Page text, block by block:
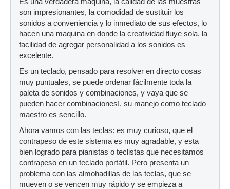
son impresionantes, la comodidad de sustituir los
sonidos a conveniencia y lo inmediato de sus efectos, lo
hacen una maquina en donde la creatividad fluye sola, la
facilidad de agregar personalidad a los sonidos es
excelente.
Es un teclado, pensado para resolver en directo cosas
muy puntuales, se puede ordenar fácilmente toda la
paleta de sonidos y combinaciones, y vaya que se
pueden hacer combinaciones!, su manejo como teclado
maestro es sencillo.
Ahora vamos con las teclas: es muy curioso, que el
contrapeso de este sistema es muy agradable, y esta
bien logrado para pianistas o teclistas que necesitamos
contrapeso en un teclado portátil. Pero presenta un
problema con las almohadillas de las teclas, que se
mueven o se vencen muy rápido y se empieza a